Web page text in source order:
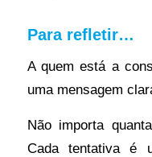
Para refletir…
A quem está a
uma mensagem
Não importa
Cada tentativa é